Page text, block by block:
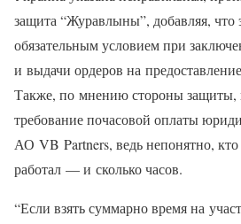
защита “Журавлыны”, добавляя, что
обязательным условием при
и выдачи ордеров на
Также, по мнению стороны защиты,
требование почасовой оплаты
АО VB Partners, ведь непонятно, кто
работал — и сколько часов.
“Если взять суммарно время на